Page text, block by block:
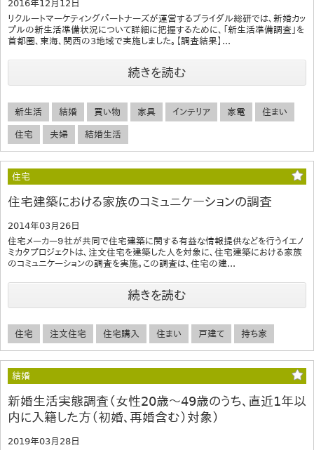
2016年12月12日
リクルートマーケティングパートナーズが運営するブライダル総研では、新婚カッ
プルの新生活準備状況について詳細に把握するために、「新生活準備調査」を
首都圏、東海、関西の3地域で実施しました。【調査結果】...
続きを読む
新生活 結婚 買い物 家具 インテリア 家電 住まい
住宅 夫婦 結婚生活
住宅
住宅建築における家族のコミュニケーションの調査
2014年03月26日
住宅メーカー９社が共同で住宅建築に関する有益な情報提供などを行うイエノ
ミカタプロジェクトは、注文住宅を建築した人を対象に、住宅建築における家族
のコミュニケーションの調査を実施。この調査は、住宅の建...
続きを読む
住宅 注文住宅 住宅購入 住まい 戸建て 持ち家
結婚
新婚生活実態調査（女性20歳～49歳のうち、直近1年以
内に入籍した方（初婚、再婚含む）対象）
2019年03月28日